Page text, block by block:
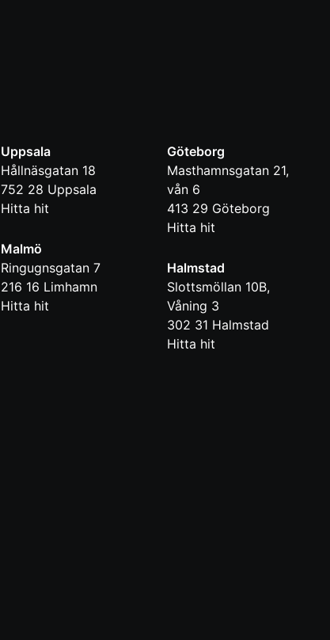
Uppsala
Hållnäsgatan 18
752 28 Uppsala
Hitta hit
Malmö
Ringugnsgatan 7
216 16 Limhamn
Hitta hit
Göteborg
Masthamnsgatan 21,
vån 6
413 29 Göteborg
Hitta hit
Halmstad
Slottsmöllan 10B,
Våning 3
302 31 Halmstad
Hitta hit